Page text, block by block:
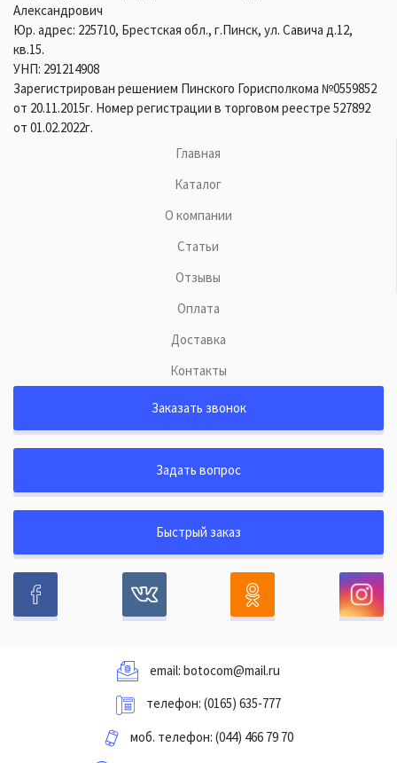
Александрович
Юр. адрес: 225710, Брестская обл., г.Пинск, ул. Савича д.12,
кв.15.
УНП: 291214908
Зарегистрирован решением Пинского Горисполкома №0559852
от 20.11.2015г. Номер регистрации в торговом реестре 527892
от 01.02.2022г.
Главная
Каталог
О компании
Статьи
Отзывы
Оплата
Доставка
Контакты
Заказать звонок
Задать вопрос
Быстрый заказ
email: botocom@mail.ru
телефон: (0165) 635-777
моб. телефон: (044) 466 79 70